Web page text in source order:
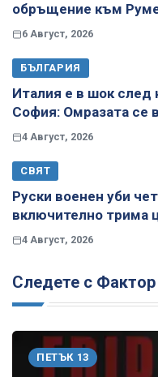
обръщение към
6 Август, 2026
БЪЛГАРИЯ
Италия е в шок след
София: Омразата се
4 Август, 2026
СВЯТ
Руски военен уби
включително трима
4 Август, 2026
Следете с Фактор
ПЕТЪК 13